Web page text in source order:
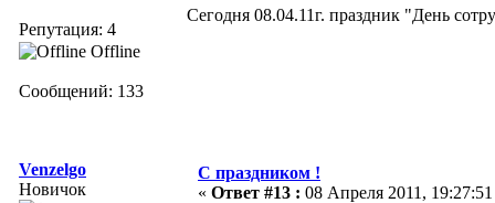
Репутация: 4
Offline
Сообщений: 133
Сегодня 08.04.11г. праздник "День
Venzelgo
Новичок
С праздником !
« Ответ #13 : 08 Апреля 2011,